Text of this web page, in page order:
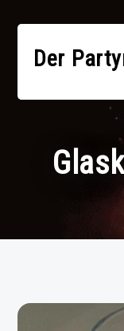
Inhalt
springenDer